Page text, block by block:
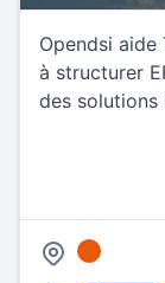
Opendsi aide
à structurer
des solutions